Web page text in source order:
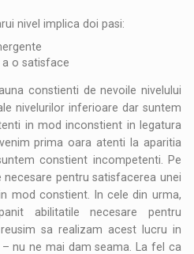
nivel implica doi pasi:
a o satisface
constienti de nevoile nivelului
nivelurilor inferioare dar suntem
in mod inconstient in legatura
prima oara atenti la aparitia
constient incompetenti. Pe
pentru satisfacerea unei
mod constient. In cele din urma,
abilitatile necesare pentru
sa realizam acest lucru in
nu ne mai dam seama. La fel ca